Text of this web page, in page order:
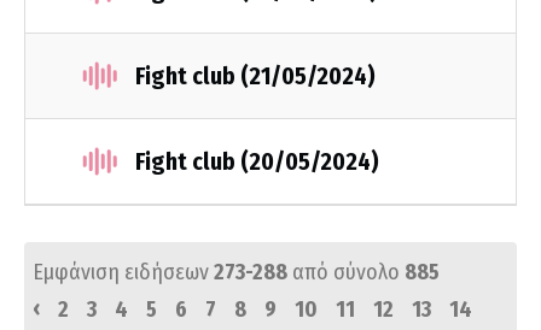
Fight club (21/05/2024)
Fight club (20/05/2024)
Εμφάνιση ειδήσεων273-288 από σύνολο 885
‹
2 3 4 5 6 7 8 9 10 11 12 13
14